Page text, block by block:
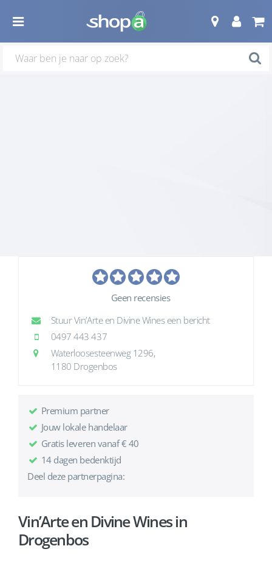
Geen recensies
Stuur Vin’Arte en Divine Wines een bericht
0497 443 437
Waterloosesteenweg 1296,
1180 Drogenbos
Premium partner
Jouw lokale handelaar
Gratis leveren vanaf € 40
14 dagen bedenktijd
Deel deze partnerpagina:
Vin’Arte en Divine Wines in
Drogenbos